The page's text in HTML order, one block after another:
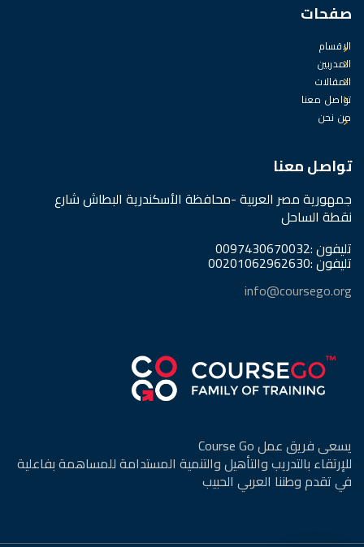
صفحات
الاقسام
المدربين
المقالات
تواصل معنا
من نحن
تواصل معنا
جمهورية مصر العربية -محافظة الأسكندرية البطاش شارع
نقطة الساحل
تليفون :0097430670032
تليفون :00201062962630
info@coursego.org
يسعى فريق عمل Course Go
للإرتقاء بالتدريب والتأهيل والتنمية المستدامة للمساهمة بفاعلية
في تقدم وطننا العربي الحبيب